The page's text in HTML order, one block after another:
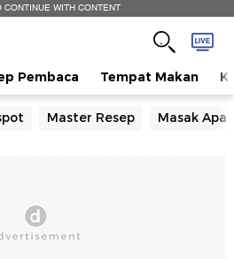
CONTINUE WITH CONTENT
Pembaca Tempat Makan
Master Resep Masak Apa